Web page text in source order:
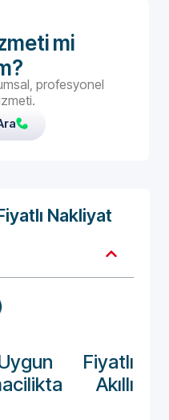
mi
profesyonel
Nakliyat
Fiyatlı
Akıllı